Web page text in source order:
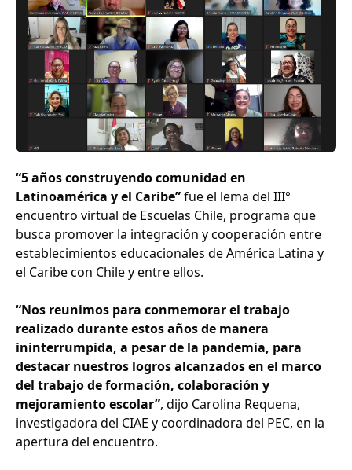
“5 años construyendo comunidad en
Latinoamérica y el Caribe”fue el lema del III°
encuentro virtual de Escuelas Chile, programa que
busca promover la integración y cooperación entre
establecimientos educacionales de América Latina y
el Caribe con Chile y entre ellos.
“Nos reunimos para conmemorar el trabajo
realizado durante estos años de manera
ininterrumpida, a pesar de la pandemia, para
destacar nuestros logros alcanzados en el marco
del trabajo de formación, colaboración y
mejoramiento escolar”, dijo Carolina Requena,
investigadora del CIAE y coordinadora del PEC, en la
apertura del encuentro.